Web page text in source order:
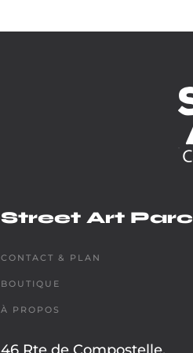
Street Art Parc
CONTACT & PLAN
BOUTIQUE
À PROPOS